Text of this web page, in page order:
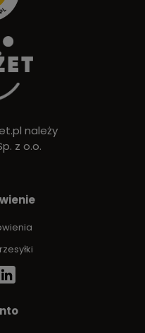
należy
z o.o.